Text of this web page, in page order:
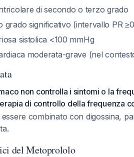
di secondo o terzo grado
grado significativo (intervallo PR
sistolica <100 mmHg
moderata-grave (nel
non controlla i sintomi o la
di controllo della frequenza
combinato con digossina,
del Metoprololo